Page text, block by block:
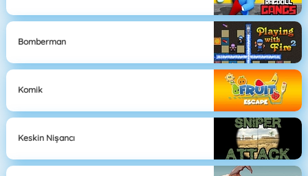
Bomberman
Komik
Keskin Nişancı